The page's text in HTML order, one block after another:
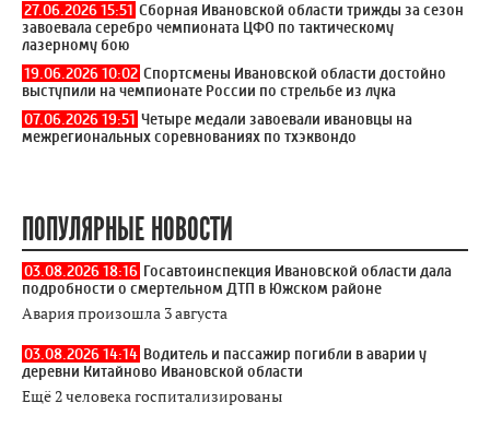
27.06.2026 15:51 Сборная Ивановской области трижды за сезон
завоевала серебро чемпионата ЦФО по тактическому
лазерному бою
19.06.2026 10:02 Спортсмены Ивановской области достойно
выступили на чемпионате России по стрельбе из лука
07.06.2026 19:51 Четыре медали завоевали ивановцы на
межрегиональных соревнованиях по тхэквондо
ПОПУЛЯРНЫЕ НОВОСТИ
03.08.2026 18:16 Госавтоинспекция Ивановской области дала
подробности о смертельном ДТП в Южском районе
Авария произошла 3 августа
03.08.2026 14:14 Водитель и пассажир погибли в аварии у
деревни Китайново Ивановской области
Ещё 2 человека госпитализированы